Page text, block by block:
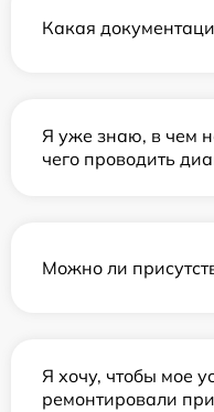
Какая
Я уже знаю, в чем
чего проводить
Можно ли
Я хочу, чтобы мое
ремонтировали